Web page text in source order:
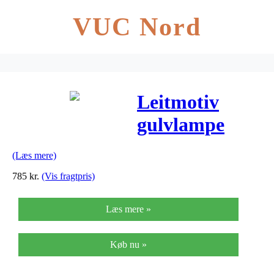
VUC Nord
Leitmotiv
gulvlampe
(Læs mere)
785 kr. (Vis fragtpris)
Læs mere »
Køb nu »